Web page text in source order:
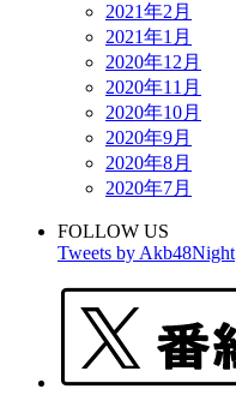
2021年2月
2021年1月
2020年12月
2020年11月
2020年10月
2020年9月
2020年8月
2020年7月
FOLLOW US
Tweets by Akb48Night